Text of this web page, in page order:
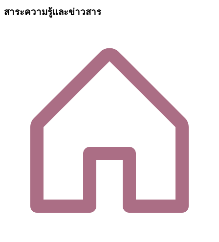
สาระความรู้และข่าวสาร